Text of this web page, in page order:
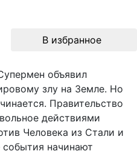
В избранное
объявил
злу на Земле. Но
Правительство
действиями
Человека из Стали и
начинают